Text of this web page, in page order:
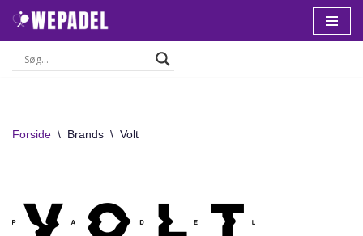
Spring
Forside \ Brands \ Volt